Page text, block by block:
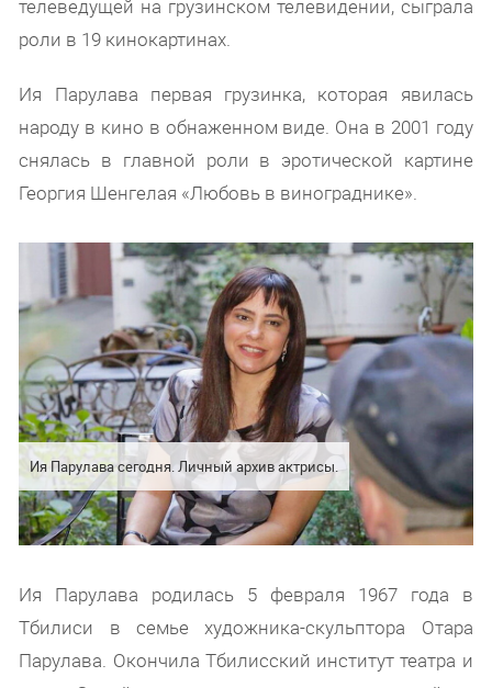
телеведущей на грузинском телевидении, сыграла
роли в 19 кинокартинах.
Ия Парулава первая грузинка, которая явилась
народу в кино в обнаженном виде. Она в 2001 году
снялась в главной роли в эротической картине
Георгия Шенгелая «Любовь в винограднике».
Ия Парулава сегодня. Личный архив актрисы.
Ия Парулава родилась 5 февраля 1967 года в
Тбилиси в семье художника-скульптора Отара
Парулава. Окончила Тбилисский институт театра и